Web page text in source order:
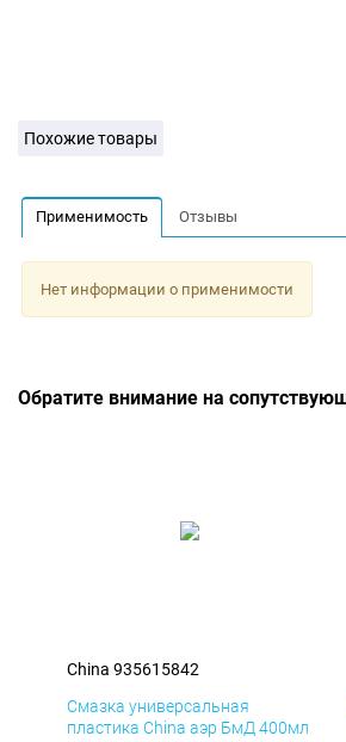
Похожие товары
Применимость Отзывы
Нет информации о применимости
Обратите внимание на
China 935615842
Смазка универсальная
пластика China аэр БмД 400мл